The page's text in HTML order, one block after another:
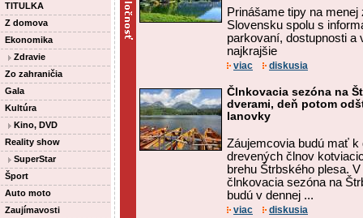
TITULKA
Z domova
Ekonomika
Zdravie
Zo zahraničia
Gala
Kultúra
Kino, DVD
Reality show
SuperStar
Šport
Auto moto
Zaujímavosti
Prinášame tipy na
Slovensku spolu s
parkovaní, dostupnosti a
najkrajšie
viac diskusia
Člnkovacia sezóna na
dverami, deň potom
lanovky
Záujemcovia budú mať k
drevených člnov
brehu Štrbského plesa.
člnkovacia sezóna na
budú v dennej ...
viac diskusia